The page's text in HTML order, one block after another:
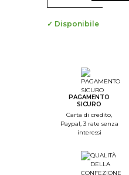
✓ Disponibile
PAGAMENTO
SICURO
Carta di credito,
Paypal, 3 rate senza
interessi